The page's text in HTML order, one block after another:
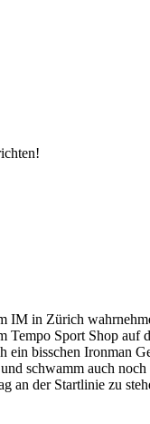
IM in Zürich
Sport Shop
ein bisschen Ironman
schwamm auch
an der Startlinie zu